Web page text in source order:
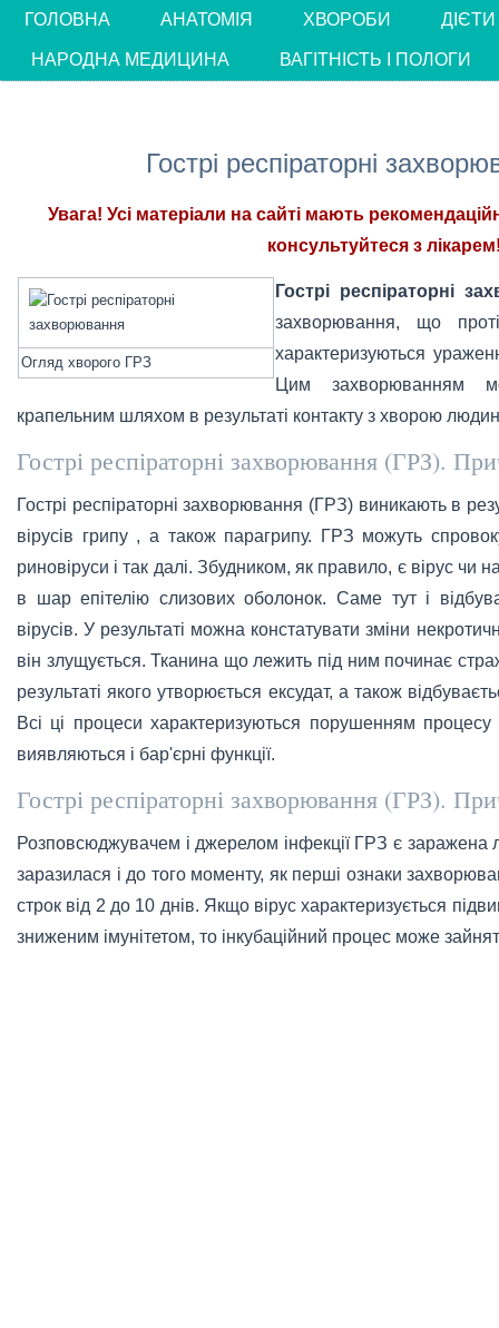
ГОЛОВНА АНАТОМІЯ ХВОРОБИ ДІЄТИ
НАРОДНА МЕДИЦИНА ВАГІТНІСТЬ І ПОЛОГИ
Гострі респіраторні
Увага! Усі матеріали на сайті мають
консультуйтеся з
Огляд хворого ГРЗ
Гострі респіраторні
захворювання, що
характеризуються
Цим захворюванням
крапельним шляхом в результаті контакту з хворою
Гострі респіраторні захворювання (ГРЗ).
Гострі респіраторні захворювання (ГРЗ) виникають в
вірусів грипу , а також парагрипу. ГРЗ можуть
риновіруси і так далі. Збудником, як правило, є вірус чи
в шар епітелію слизових оболонок. Саме тут і
вірусів. У результаті можна констатувати зміни
він злущується. Тканина що лежить під ним починає
результаті якого утворюється ексудат, а також
Всі ці процеси характеризуються порушенням
виявляються і бар'єрні функції.
Гострі респіраторні захворювання (ГРЗ).
Розповсюджувачем і джерелом інфекції ГРЗ є заражена
заразилася і до того моменту, як перші ознаки
строк від 2 до 10 днів. Якщо вірус характеризується
зниженим імунітетом, то інкубаційний процес може